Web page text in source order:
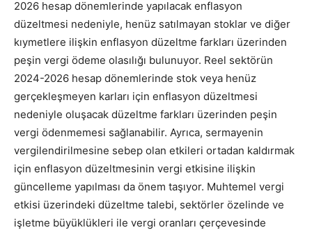
2026 hesap dönemlerinde yapılacak enflasyon
düzeltmesi nedeniyle, henüz satılmayan stoklar ve diğer
kıymetlere ilişkin enflasyon düzeltme farkları üzerinden
peşin vergi ödeme olasılığı bulunuyor. Reel sektörün
2024-2026 hesap dönemlerinde stok veya henüz
gerçekleşmeyen karları için enflasyon düzeltmesi
nedeniyle oluşacak düzeltme farkları üzerinden peşin
vergi ödenmemesi sağlanabilir. Ayrıca, sermayenin
vergilendirilmesine sebep olan etkileri ortadan kaldırmak
için enflasyon düzeltmesinin vergi etkisine ilişkin
güncelleme yapılması da önem taşıyor. Muhtemel vergi
etkisi üzerindeki düzeltme talebi, sektörler özelinde ve
işletme büyüklükleri ile vergi oranları çerçevesinde